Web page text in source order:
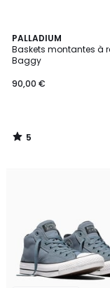
PALLADIUM
Baskets montantes à
Baggy
90,00 €
5
/
5
5
/